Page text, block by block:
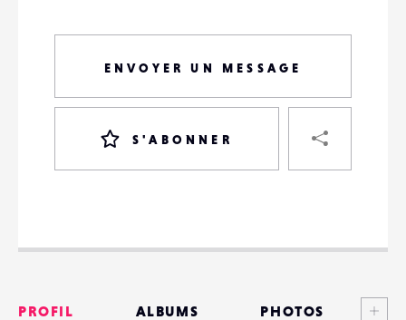
ENVOYER UN MESSAGE
S'ABONNER
DESTINATAIRE
VOTRE
VOTRE
PROFIL ALBUMS PHOTOS